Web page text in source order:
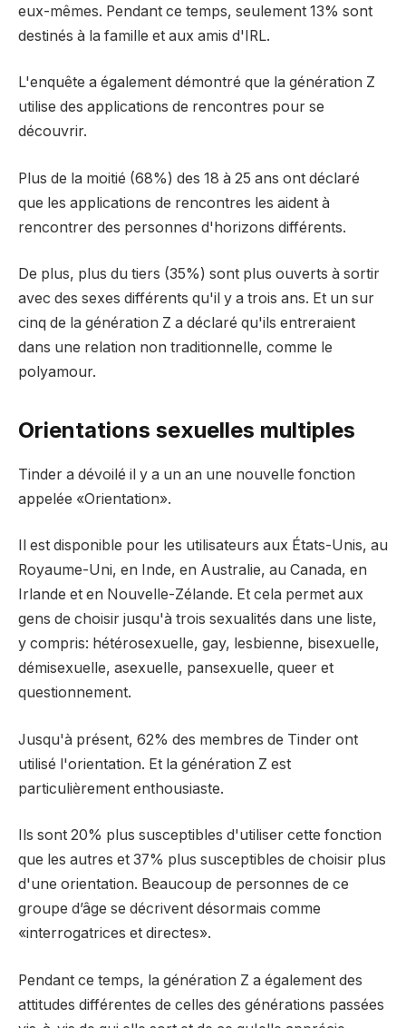
eux-mêmes. Pendant ce temps, seulement 13% sont
destinés à la famille et aux amis d'IRL.
L'enquête a également démontré que la génération Z
utilise des applications de rencontres pour se
découvrir.
Plus de la moitié (68%) des 18 à 25 ans ont déclaré
que les applications de rencontres les aident à
rencontrer des personnes d'horizons différents.
De plus, plus du tiers (35%) sont plus ouverts à sortir
avec des sexes différents qu'il y a trois ans. Et un sur
cinq de la génération Z a déclaré qu'ils entreraient
dans une relation non traditionnelle, comme le
polyamour.
Orientations sexuelles multiples
Tinder a dévoilé il y a un an une nouvelle fonction
appelée «Orientation».
Il est disponible pour les utilisateurs aux États-Unis, au
Royaume-Uni, en Inde, en Australie, au Canada, en
Irlande et en Nouvelle-Zélande. Et cela permet aux
gens de choisir jusqu'à trois sexualités dans une liste,
y compris: hétérosexuelle, gay, lesbienne, bisexuelle,
démisexuelle, asexuelle, pansexuelle, queer et
questionnement.
Jusqu'à présent, 62% des membres de Tinder ont
utilisé l'orientation. Et la génération Z est
particulièrement enthousiaste.
Ils sont 20% plus susceptibles d'utiliser cette fonction
que les autres et 37% plus susceptibles de choisir plus
d'une orientation. Beaucoup de personnes de ce
groupe d’âge se décrivent désormais comme
«interrogatrices et directes».
Pendant ce temps, la génération Z a également des
attitudes différentes de celles des générations passées